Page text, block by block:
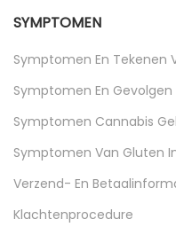
SYMPTOMEN
Symptomen En Tekenen
Symptomen En Gevolgen
Symptomen Cannabis
Symptomen Van Gluten
Verzend- En
Klachtenprocedure